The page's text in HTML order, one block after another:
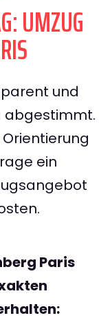
UMZUG
und
abgestimmt.
ein
Paris